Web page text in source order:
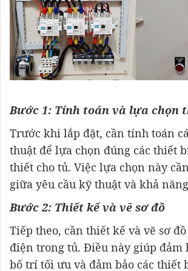
Bước 1: Tính toán và lựa chọn
Trước khi lắp đặt, cần tính toán
thuật để lựa chọn đúng các thiết
thiết cho tủ. Việc lựa chọn này
giữa yêu cầu kỹ thuật và khả
Bước 2: Thiết kế và vẽ sơ đồ
Tiếp theo, cần thiết kế và vẽ sơ
điện trong tủ. Điều này giúp đảm
bố trí tối ưu và đảm bảo các thiết